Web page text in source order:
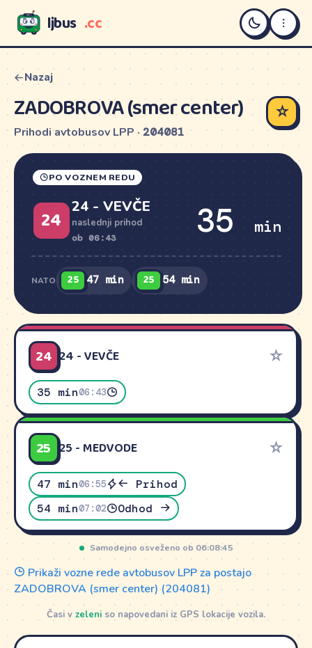
LJBUS ljbus .cc
Nazaj
ZADOBROVA (smer center)
Prihodi avtobusov LPP · 204081
☆
PO VOZNEM REDU
24 24 - VEVČE
naslednji prihod
ob 06:43 35 min
NATO 25 47 min 25 54 min
24 24 - VEVČE ☆
35 min06:43
25 25 - MEDVODE ☆
47 min06:55
Prihod
54 min07:02 Odhod
Samodejno osveženo ob 06:08:45
Prikaži vozne rede avtobusov LPP za postajo
ZADOBROVA (smer center) (204081)
Časi v zeleni so napovedani iz GPS lokacije vozila.